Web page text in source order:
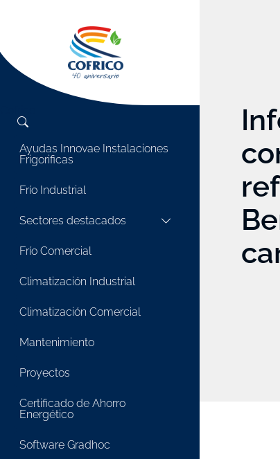
Ayudas Innovae Instalaciones
Frigorificas
Frío Industrial
Sectores destacados
Frío Comercial
Climatización Industrial
Climatización Comercial
Mantenimiento
Proyectos
Certificado de Ahorro
Energético
Software Gradhoc